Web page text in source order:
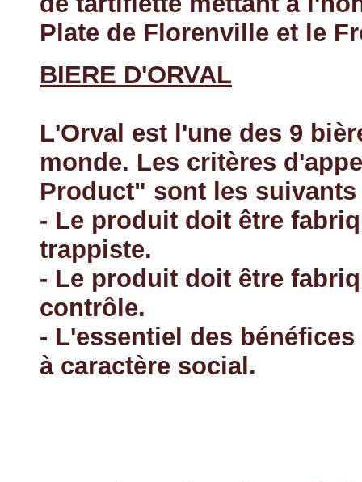
Plate de Florenville et le
BIERE D'ORVAL
L'Orval est l'une des 9
monde. Les critères
Product" sont les suivants
- Le produit doit être
trappiste.
- Le produit doit être
contrôle.
- L'essentiel des
à caractère social.